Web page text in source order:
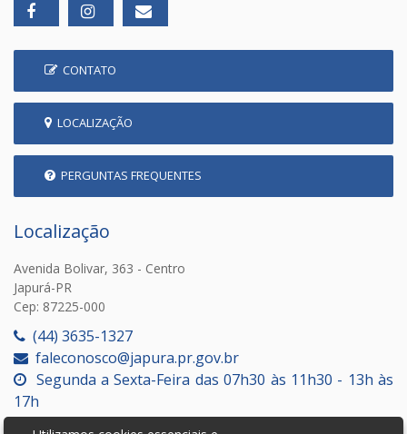
CONTATO
LOCALIZAÇÃO
PERGUNTAS FREQUENTES
Localização
Avenida Bolivar, 363 - Centro
Japurá-PR
Cep: 87225-000
(44) 3635-1327
faleconosco@japura.pr.gov.br
Segunda a Sexta-Feira das 07h30 às 11h30 - 13h às
17h